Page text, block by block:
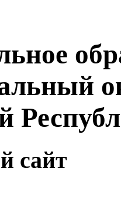
сайт